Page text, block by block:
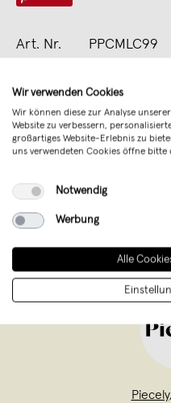
Art. Nr. PPCMLC99
Unterstütze
Piecely,
Wir verwenden Cookies
Wir können diese zur Analyse
Website zu verbessern,
großartiges Website-Erlebnis zu
uns verwendeten Cookies öffne bitte
Notwendig
Werbung
Alle